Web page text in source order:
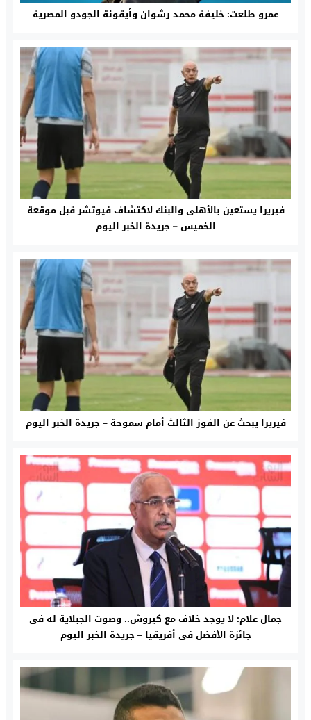
عمرو طلعت: خليفة محمد رشوان وأيقونة الجودو المصرية
فيريرا يستعين بالأهلى والبنك لاكتشاف فيوتشر قبل موقعة
الخميس – جريدة الخبر اليوم
فيريرا يبحث عن الفوز الثالث أمام سموحة – جريدة الخبر اليوم
جمال علام: لا يوجد خلاف مع كيروش.. وصوت الجبلاية له فى
جائزة الأفضل فى أفريقيا – جريدة الخبر اليوم